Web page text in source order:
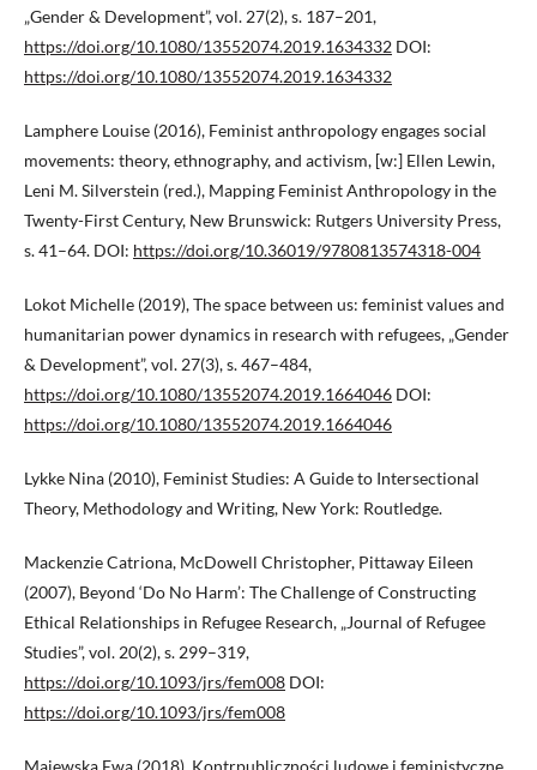
„Gender & Development”, vol. 27(2), s. 187–201,
https://doi.org/10.1080/13552074.2019.1634332 DOI:
https://doi.org/10.1080/13552074.2019.1634332
Lamphere Louise (2016), Feminist anthropology engages social
movements: theory, ethnography, and activism, [w:] Ellen Lewin,
Leni M. Silverstein (red.), Mapping Feminist Anthropology in the
Twenty-First Century, New Brunswick: Rutgers University Press,
s. 41–64. DOI: https://doi.org/10.36019/9780813574318-004
Lokot Michelle (2019), The space between us: feminist values and
humanitarian power dynamics in research with refugees, „Gender
& Development”, vol. 27(3), s. 467–484,
https://doi.org/10.1080/13552074.2019.1664046 DOI:
https://doi.org/10.1080/13552074.2019.1664046
Lykke Nina (2010), Feminist Studies: A Guide to Intersectional
Theory, Methodology and Writing, New York: Routledge.
Mackenzie Catriona, McDowell Christopher, Pittaway Eileen
(2007), Beyond ‘Do No Harm’: The Challenge of Constructing
Ethical Relationships in Refugee Research, „Journal of Refugee
Studies”, vol. 20(2), s. 299–319,
https://doi.org/10.1093/jrs/fem008 DOI:
https://doi.org/10.1093/jrs/fem008
Majewska Ewa (2018), Kontrpubliczności ludowe i feministyczne.